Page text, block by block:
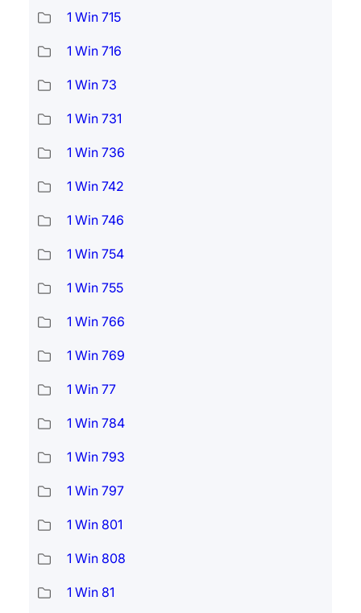
1 Win 715
1 Win 716
1 Win 73
1 Win 731
1 Win 736
1 Win 742
1 Win 746
1 Win 754
1 Win 755
1 Win 766
1 Win 769
1 Win 77
1 Win 784
1 Win 793
1 Win 797
1 Win 801
1 Win 808
1 Win 81